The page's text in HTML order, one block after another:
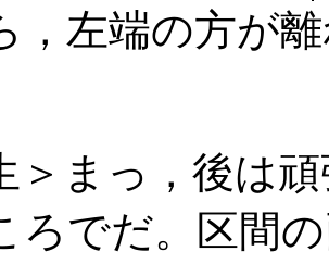
左端の方が
まっ，後は
ろでだ。区間